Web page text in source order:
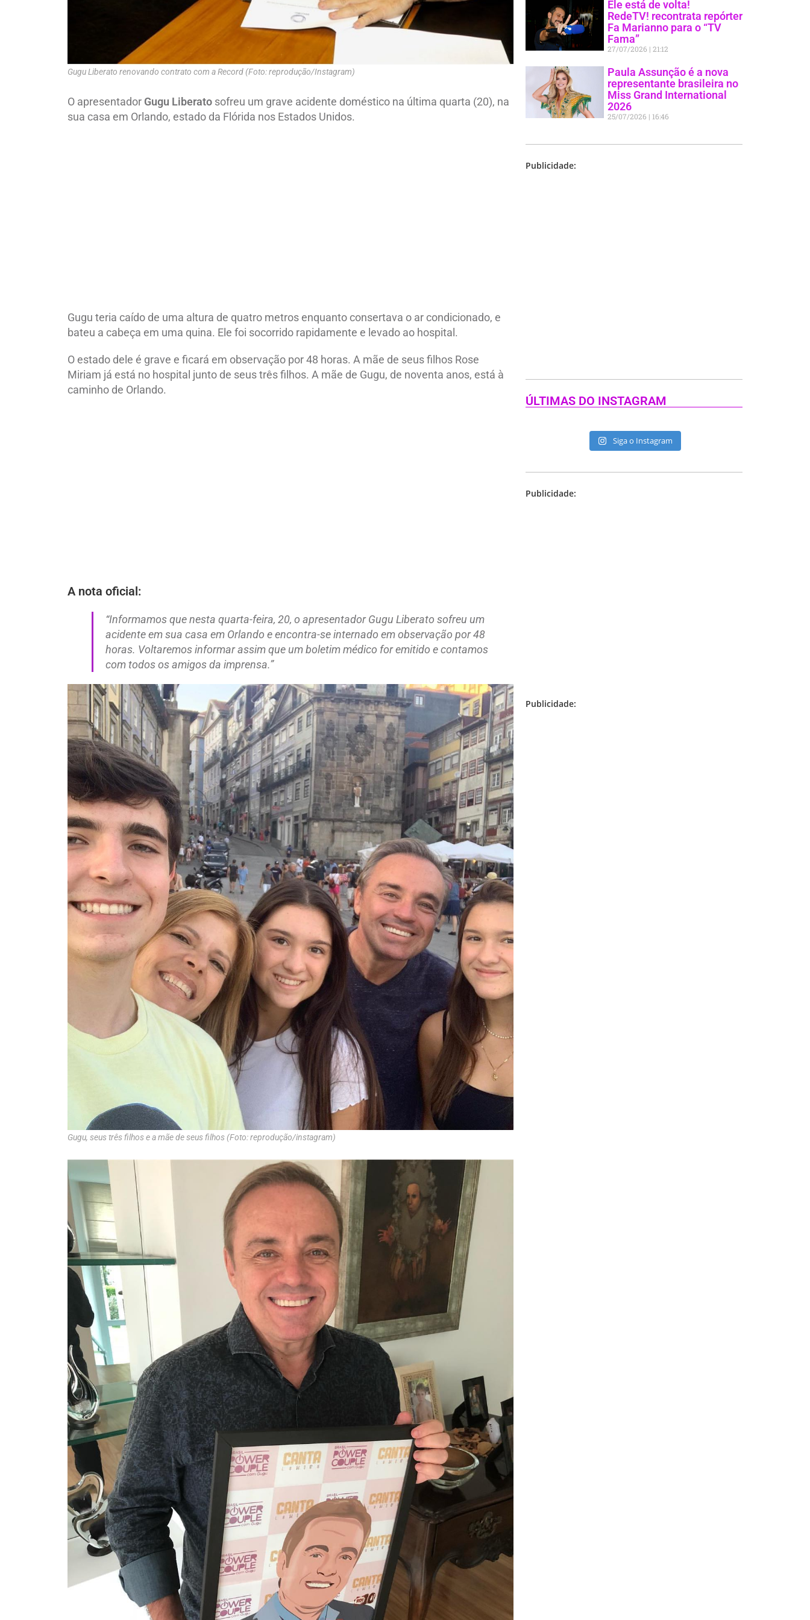
Gugu Liberato renovando contrato com a Record (Foto: reprodução/Instagram)
O apresentador Gugu Liberato sofreu um grave acidente doméstico na última quarta (20), na
sua casa em Orlando, estado da Flórida nos Estados Unidos.
Gugu teria caído de uma altura de quatro metros enquanto consertava o ar condicionado, e
bateu a cabeça em uma quina. Ele foi socorrido rapidamente e levado ao hospital.
O estado dele é grave e ficará em observação por 48 horas. A mãe de seus filhos Rose
Miriam já está no hospital junto de seus três filhos. A mãe de Gugu, de noventa anos, está à
caminho de Orlando.
A nota oficial:
“Informamos que nesta quarta-feira, 20, o apresentador Gugu Liberato sofreu um
acidente em sua casa em Orlando e encontra-se internado em observação por 48
horas. Voltaremos informar assim que um boletim médico for emitido e contamos
com todos os amigos da imprensa.”
Gugu, seus três filhos e a mãe de seus filhos (Foto: reprodução/instagram)
Ele está de volta!
RedeTV! recontrata repórter
Fa Marianno para o “TV
Fama”
27/07/2026 21:12
Paula Assunção é a nova
representante brasileira no
Miss Grand International
2026
25/07/2026 16:46
Publicidade:
ÚLTIMAS DO INSTAGRAM
Siga o Instagram
Publicidade:
Publicidade: